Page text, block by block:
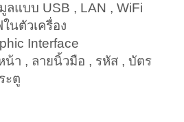
ลแบบ USB , LAN , WiFi
นตัวเครื่อง
Interface
น้า , ลายนิ้วมือ , รหัส , บัตร
ะตู